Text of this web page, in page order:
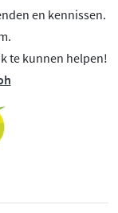
en kennissen.
te kunnen helpen!